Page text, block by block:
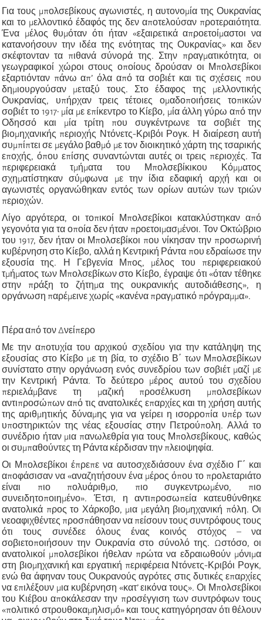
Για τους μπολσεβίκους αγωνιστές, η αυτονομία της Ουκρανίας
και το μελλοντικό έδαφός της δεν αποτελούσαν προτεραιότητα.
Ένα μέλος θυμόταν ότι ήταν «εξαιρετικά απροετοίμαστοι να
κατανοήσουν την ιδέα της ενότητας της Ουκρανίας» και δεν
σκέφτονταν τα πιθανά σύνορά της. Στην πραγματικότητα, οι
γεωγραφικοί χώροι στους οποίους δρούσαν οι Μπολσεβίκοι
εξαρτιόνταν πάνω απ’ όλα από τα σοβιέτ και τις σχέσεις που
δημιουργούσαν μεταξύ τους. Στο έδαφος της μελλοντικής
Ουκρανίας, υπήρχαν τρεις τέτοιες ομαδοποιήσεις τοπικών
σοβιέτ το 1917· μία με επίκεντρο το Κίεβο, μία άλλη γύρω από την
Οδησσό και μία τρίτη που συγκέντρωνε τα σοβιέτ της
βιομηχανικής περιοχής Ντόνετς-Κριβόι Ρογκ. Η διαίρεση αυτή
συμπίπτει σε μεγάλο βαθμό με τον διοικητικό χάρτη της τσαρικής
εποχής, όπου επίσης συναντώνται αυτές οι τρεις περιοχές. Τα
περιφερειακά τμήματα του Μπολσεβίκικου Κόμματος
σχηματίστηκαν σύμφωνα με την ίδια εδαφική αρχή και οι
αγωνιστές οργανώθηκαν εντός των ορίων αυτών των τριών
περιοχών.
Λίγο αργότερα, οι τοπικοί Μπολσεβίκοι κατακλύστηκαν από
γεγονότα για τα οποία δεν ήταν προετοιμασμένοι. Τον Οκτώβριο
του 1917, δεν ήταν οι Μπολσεβίκοι που νίκησαν την προσωρινή
κυβέρνηση στο Κίεβο, αλλά η Κεντρική Ράντα που εδραίωσε την
εξουσία της. Η Γεβγενία Μπος, μέλος του περιφερειακού
τμήματος των Μπολσεβίκων στο Κίεβο, έγραψε ότι «όταν τέθηκε
στην πράξη το ζήτημα της ουκρανικής αυτοδιάθεσης», η
οργάνωση παρέμεινε χωρίς «κανένα πραγματικό πρόγραμμα».
Πέρα από τον Δνείπερο
Με την αποτυχία του αρχικού σχεδίου για την κατάληψη της
εξουσίας στο Κίεβο με τη βία, το σχέδιο Β΄ των Μπολσεβίκων
συνίστατο στην οργάνωση ενός συνεδρίου των σοβιέτ μαζί με
την Κεντρική Ράντα. Το δεύτερο μέρος αυτού του σχεδίου
περιελάμβανε τη μαζική προσέλκυση μπολσεβίκων
αντιπροσώπων από τις ανατολικές επαρχίες και τη χρήση αυτής
της αριθμητικής δύναμης για να γείρει η ισορροπία υπέρ των
υποστηρικτών της νέας εξουσίας στην Πετρούπολη. Αλλά το
συνέδριο ήταν μια πανωλεθρία για τους Μπολσεβίκους, καθώς
οι συμπαθούντες τη Ράντα κέρδισαν την πλειοψηφία.
Οι Μπολσεβίκοι έπρεπε να αυτοσχεδιάσουν ένα σχέδιο Γ΄ και
αποφάσισαν να «αναζητήσουν ένα μέρος όπου το προλεταριάτο
είναι πιο πολυάριθμο, πιο συγκεντρωμένο, πιο
συνειδητοποιημένο». Έτσι, η αντιπροσωπεία κατευθύνθηκε
ανατολικά προς το Χάρκοβο, μια μεγάλη βιομηχανική πόλη. Οι
νεοαφιχθέντες προσπάθησαν να πείσουν τους συντρόφους τους
ότι τους συνέδεε όλους ένας κοινός στόχος – να
σοβιετοποιήσουν την Ουκρανία στο σύνολό της. Ωστόσο, οι
ανατολικοί μπολσεβίκοι ήθελαν πρώτα να εδραιωθούν μόνιμα
στη βιομηχανική και εργατική περιφέρεια Ντόνετς-Κριβόι Ρογκ,
ενώ θα άφηναν τους Ουκρανούς αγρότες στις δυτικές επαρχίες
να επιλέξουν μια κυβέρνηση «κατ’ εικόνα τους». Οι Μπολσεβίκοι
του Κιέβου αποκάλεσαν την προσέγγιση των συντρόφων τους
«πολιτικό στρουθοκαμηλισμό» και τους κατηγόρησαν ότι θέλουν